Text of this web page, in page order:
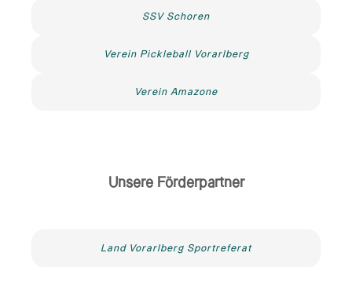
SSV Schoren
Verein Pickleball Vorarlberg
Verein Amazone
Unsere Förderpartner
Land Vorarlberg Sportreferat